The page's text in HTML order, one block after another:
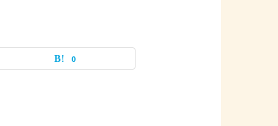
0